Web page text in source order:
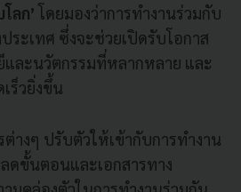
ลก’ โดยมองว่าการทำงานร่วมกับ
ระเทศ ซึ่งจะช่วยเปิดรับโอกาส
และนวัตกรรมที่หลากหลาย และ
เร็วยิ่งขึ้น
างๆ ปรับตัวให้เข้ากับการทำงาน
ดขั้นตอนและเอกสารทาง